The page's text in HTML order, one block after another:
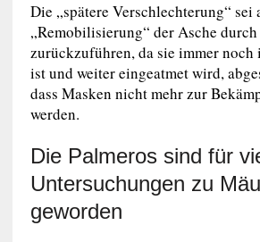
Die „spätere Verschlechterung“ sei
„Remobilisierung“ der Asche
zurückzuführen, da sie immer noch
ist und weiter eingeatmet wird,
dass Masken nicht mehr zur
werden.
Die Palmeros sind für
Untersuchungen zu
geworden